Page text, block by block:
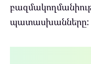
պատասխանները: